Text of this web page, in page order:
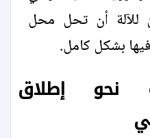
للآلة أن تحل محل
بشكل كامل.
نحو إطلاق